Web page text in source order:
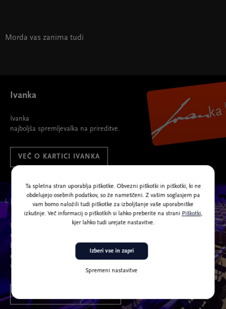
Morda vas zanima tudi
Ivanka
Ivanka
najboljša spremljevalka na prireditve.
VEČ O KARTICI IVANKA
Naše dvorane
Razgibana zunanjost Cankarjevega doma sledi organizaciji
v notranjosti, kjer na dvaindvajsetih prizoriščih domujeta
kulturno-umetniški program in kongresno-prireditvena
dejavnost. Dvorane so tehnično opremljene za prireditve
vseh vrst in žanrov.
Ta spletna stran uporablja piškotke. Obvezni piškotki in piškotki, ki ne
obdelujejo osebnih podatkov, so že nameščeni. Z vašim soglasjem pa
vam bomo naložili tudi piškotke za izboljšanje vaše uporabniške
izkušnje. Več informacij o piškotkih si lahko preberite na strani Piškotki,
kjer lahko tudi urejate nastavitve.
Spremeni nastavitve
Izberi vse in zapri